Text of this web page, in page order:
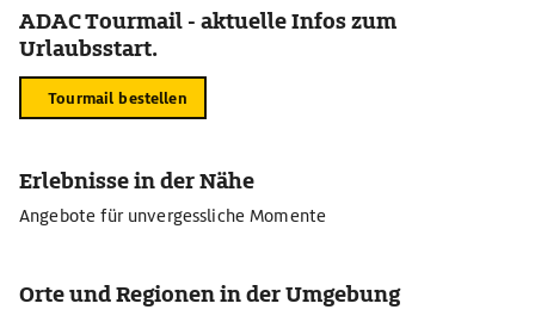
ADAC Tourmail - aktuelle Infos zum
Urlaubsstart.
Tourmail bestellen
Erlebnisse in der Nähe
Angebote für unvergessliche Momente
Orte und Regionen in der Umgebung